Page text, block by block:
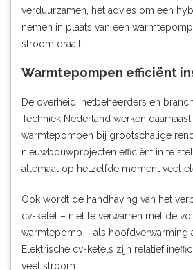
verduurzamen, het advies om een
nemen in plaats van een
stroom draait.
Warmtepompen efficiënt
De overheid, netbeheerders en
Techniek Nederland werken
warmtepompen bij grootschalige
nieuwbouwprojecten efficiënt in te
allemaal op hetzelfde moment veel
Ook wordt de handhaving van het
cv-ketel – niet te verwarren met de
warmtepomp – als hoofdverwarming
Elektrische cv-ketels zijn relatief
veel stroom.